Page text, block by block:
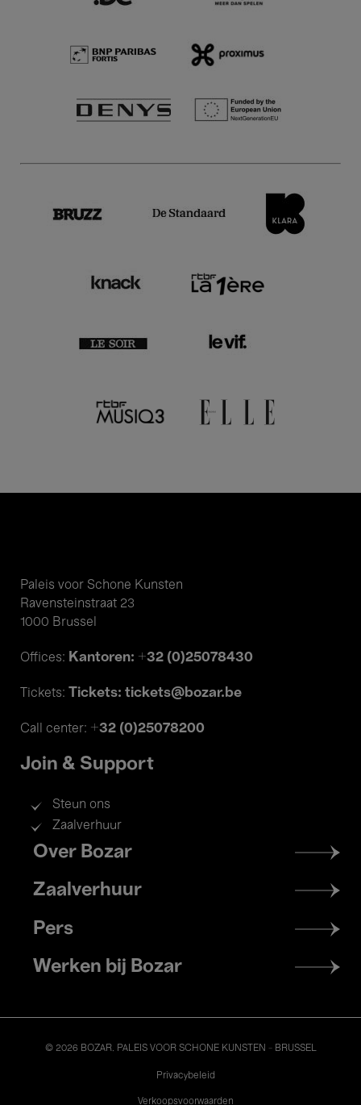
Paleis voor Schone Kunsten
Ravensteinstraat 23
1000 Brussel
Offices: Kantoren: +32 (0)25078430
Tickets: Tickets: tickets@bozar.be
Call center: +32 (0)25078200
Join & Support
Steun ons
Zaalverhuur
Footer
menu
Over Bozar
Zaalverhuur
Pers
Werken bij Bozar
© 2026 BOZAR. PALEIS VOOR SCHONE KUNSTEN - BRUSSEL
Privacybeleid
Verkoopsvoorwaarden